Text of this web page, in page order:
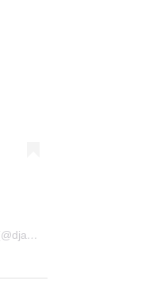
A post shared by Djakarta.connection (@djakarta.connection)